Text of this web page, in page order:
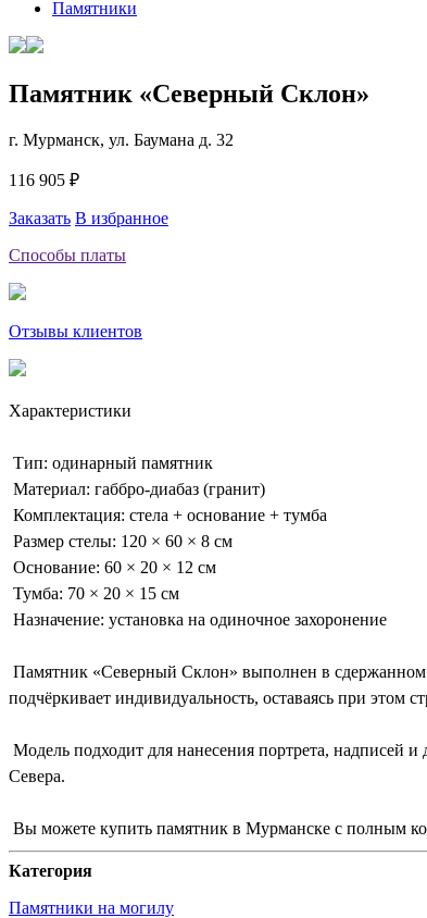
Памятники
Памятник «Северный Склон»
г. Мурманск, ул. Баумана д. 32
116 905 ₽
Заказать В избранное
Способы платы
Отзывы клиентов
Характеристики
Тип: одинарный памятник
Материал: габбро-диабаз (гранит)
Комплектация: стела + основание + тумба
Размер стелы: 120 × 60 × 8 см
Основание: 60 × 20 × 12 см
Тумба: 70 × 20 × 15 см
Назначение: установка на одиночное захоронение
Памятник «Северный Склон» выполнен в сдержанном
подчёркивает индивидуальность, оставаясь при этом
Модель подходит для нанесения портрета, надписей
Севера.
Вы можете купить памятник в Мурманске с полным
Категория
Памятники на могилу